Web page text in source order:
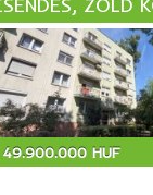
49.900.000 HUF